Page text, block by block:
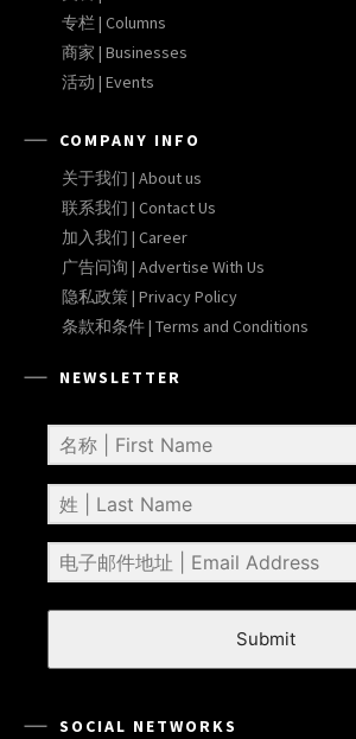
专栏 | Columns
商家 | Businesses
活动 | Events
COMPANY INFO
关于我们 | About us
联系我们 | Contact Us
加入我们 | Career
广告问询 | Advertise With Us
隐私政策 | Privacy Policy
条款和条件 | Terms and Conditions
NEWSLETTER
Submit
SOCIAL NETWORKS